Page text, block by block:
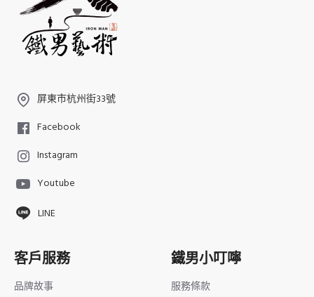
屏東市杭州街33號
Facebook
Instagram
Youtube
LINE
客戶服務
品牌故事
鐵男小叮嚀
服務條款